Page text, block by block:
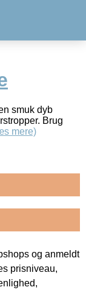
smuk dyb
Brug
mere)
og anmeldt
prisniveau,